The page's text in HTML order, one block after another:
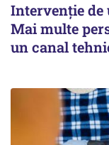
Intervenție de
Mai multe
un canal